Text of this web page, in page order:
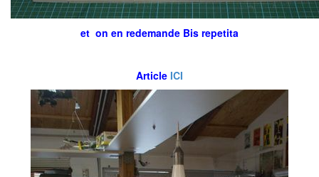
et on en redemande Bis repetita
Article ICI